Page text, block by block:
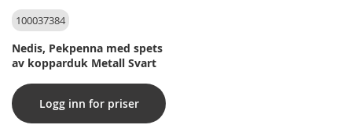
100037384
Nedis, Pekpenna med spets
av kopparduk Metall Svart
Logg inn for priser